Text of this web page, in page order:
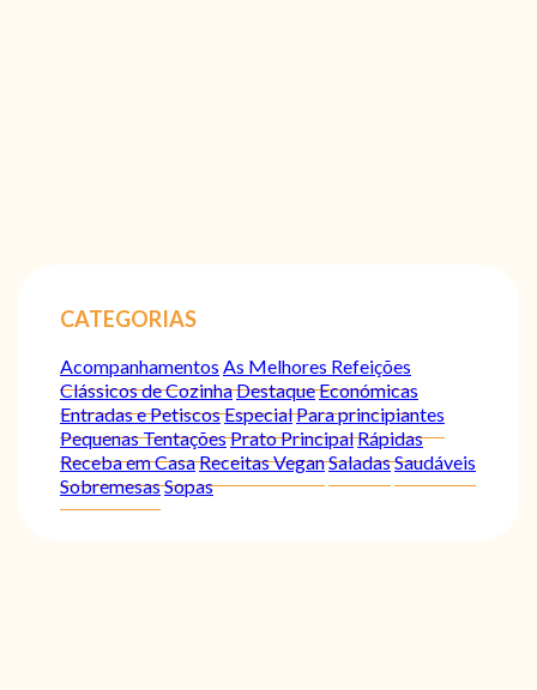
CATEGORIAS
Acompanhamentos As Melhores Refeições
Clássicos de CozinhaDestaqueEconómicas
Entradas e PetiscosEspecialPara principiantes
Pequenas TentaçõesPrato PrincipalRápidas
Receba em CasaReceitas VeganSaladasSaudáveis
SobremesasSopas